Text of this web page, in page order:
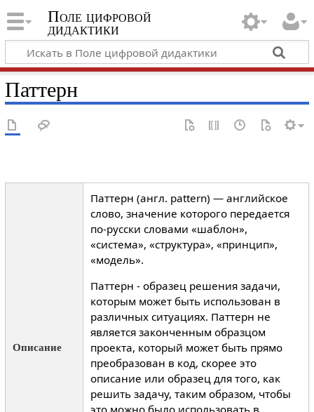
Поле цифровой
дидактики
Паттерн
Описание
Паттерн (англ. pattern) — английское
слово, значение которого передается
по-русски словами «шаблон»,
«система», «структура», «принцип»,
«модель».
Паттерн - образец решения задачи,
которым может быть использован в
различных ситуациях. Паттерн не
является законченным образцом
проекта, который может быть прямо
преобразован в код, скорее это
описание или образец для того, как
решить задачу, таким образом, чтобы